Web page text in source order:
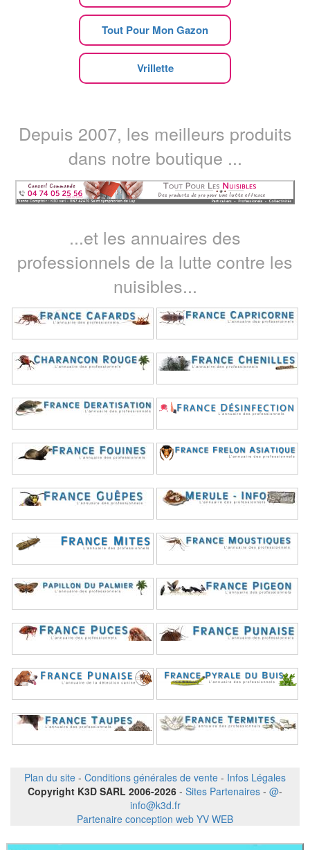
Tout Pour Mon Gazon
Vrillette
Depuis 2007, les meilleurs produits
dans notre boutique ...
...et les annuaires des
professionnels de la lutte contre les
nuisibles...
Plan du site - Conditions générales de vente - Infos Légales
Copyright K3D SARL 2006-2026 - Sites Partenaires - @-
info@k3d.fr
Partenaire conception web YV WEB